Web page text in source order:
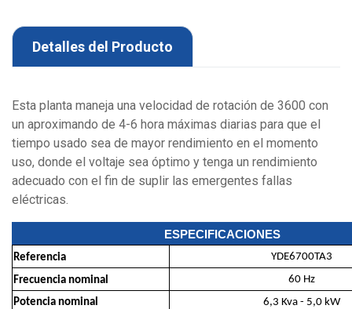
Detalles del Producto
Esta planta maneja una velocidad de rotación de 3600 con
un aproximando de 4-6 hora máximas diarias para que el
tiempo usado sea de mayor rendimiento en el momento
uso, donde el voltaje sea óptimo y tenga un rendimiento
adecuado con el fin de suplir las emergentes fallas
eléctricas.
ESPECIFICACIONES
Referencia
YDE6700TA3
Frecuencia nominal
60 Hz
Potencia nominal
6,3 Kva - 5,0 kW